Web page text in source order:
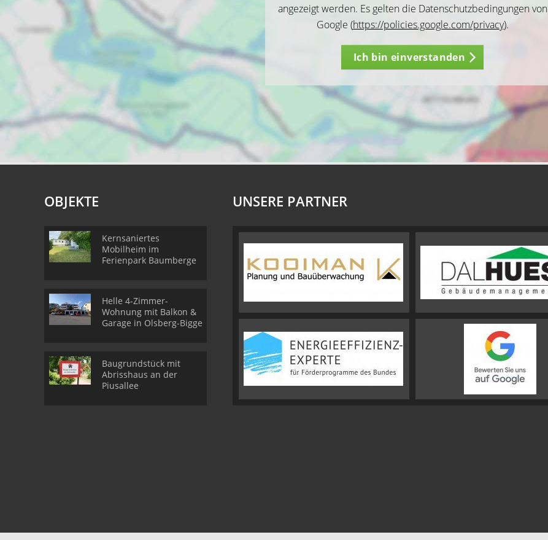
angezeigt werden. Es gelten die Datenschutzbedingungen von
Google (https://policies.google.com/privacy).
Ich bin einverstanden
OBJEKTE
Kernsaniertes
Mobilheim im
Ferienpark Baumberge
Helle 4-Zimmer-
Wohnung mit Balkon &
Garage in Olsberg-Bigge
Baugrundstück mit
Abrisshaus an der
Piusallee
UNSERE PARTNER